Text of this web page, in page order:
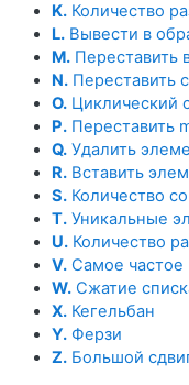
K. Количество
L. Вывести в
M. Переставить
N. Переставить
O. Циклический
P. Переставить
Q. Удалить
R. Вставить
S. Количество
T. Уникальные
U. Количество
V. Самое частое
W. Сжатие
X. Кегельбан
Y. Ферзи
Z. Большой